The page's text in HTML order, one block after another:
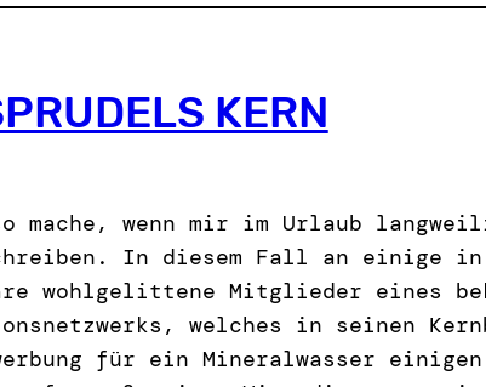
KERN
mache, wenn mir im Urlaub
In diesem Fall an einige in
wohlgelittene Mitglieder eines
welches in seinen
für ein Mineralwasser